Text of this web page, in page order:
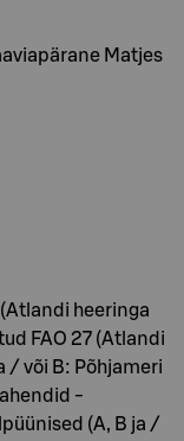
Matjes
heeringa
FAO 27 (Atlandi
/ või B: Põhjameri
-
(A, B ja /